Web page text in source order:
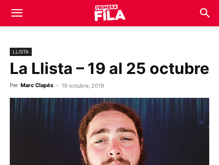
LLISTA
La Llista – 19 al 25 octubre
Per Marc Clapés - 19 octubre, 2019